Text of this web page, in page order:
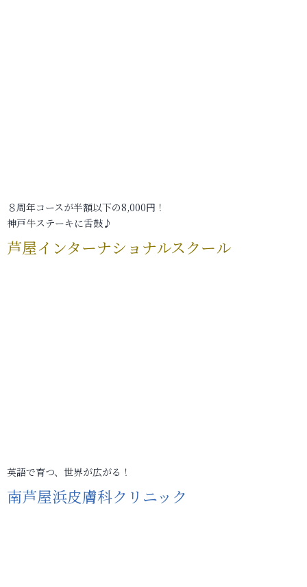
８周年コースが半額以下の8,000円！
神戸牛ステーキに舌鼓♪
芦屋インターナショナルスクール
英語で育つ、世界が広がる！
南芦屋浜皮膚科クリニック